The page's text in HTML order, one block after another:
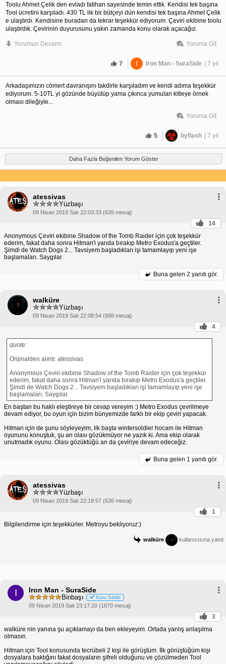
Toolu Ahmet Çelik den evladı fatihan sayesinde temin ettik. Kendisi tek başına
Tool ücretini karşıladı. 430 TL lik bir bütçeyi dün kendisi tek başına Ahmet Çelik
e ulaştırdı. Kendisine buradan da tekrar teşekkür ediyorum. Çeviri ekibine toolu
ulaştırdık. Çevirinin duyurusunu yakın zamanda konu olarak açacağız.
Destek olmak isteyen arkadaşlar, Tool için değilde çeviriyi yapacak ekibe
herhangi bir karşılık beklemiyor. Destek olmak isteyen arkadaşlar çeviri ekibine
Yorumun Devamı Yoruma Git
7 I Iron Man - SuraSide | 7 yıl
Arkadaşımızın cömert davranışını takdirle karşıladım ve kendi adıma teşekkür
ediyorum. 5-10TL yi gözünde büyütüp yama çıkınca yumulan kitleye örnek
olması dileğiyle...
Yoruma Git
5 byflash | 7 yıl
Daha Fazla Beğenilen Yorum Göster
atessivas
Yüzbaşı
09 Nisan 2019 Salı 22:03:33 (626 mesaj)
14
Anonymous Çeviri ekibine Shadow of the Tomb Raider için çok teşekkür
ederim, fakat daha sonra Hitman'i yarıda bırakıp Metro Exodus'a geçtiler.
Şimdi de Watch Dogs 2... Tavsiyem başladıkları işi tamamlayıp yeni işe
başlamaları. Saygılar.
Buna gelen 2 yanıtı gör.
walküre
Yüzbaşı
09 Nisan 2019 Salı 22:08:54 (688 mesaj)
4
quote:
Orijinalden alıntı: atessivas
Anonymous Çeviri ekibine Shadow of the Tomb Raider için çok teşekkür
ederim, fakat daha sonra Hitman'i yarıda bırakıp Metro Exodus'a geçtiler.
Şimdi de Watch Dogs 2... Tavsiyem başladıkları işi tamamlayıp yeni işe
başlamaları. Saygılar.
En baştan bu haklı eleştireye bir cevap vereyim :) Metro Exodus çevrilmeye
devam ediyor, bu oyun için bizim bünyemizde farklı bir ekip çeviri yapacak.
Hitman için de şunu söyleyeyim, ilk başta wintersoldier hocam ile Hitman
oyununu konuştuk, şu an olası gözükmüyor ne yazık ki. Ama ekip olarak
unutmadık oyunu. Olası gözüktüğü an da çeviriye devam edeceğiz.
Buna gelen 1 yanıtı gör.
atessivas
Yüzbaşı
09 Nisan 2019 Salı 22:18:57 (626 mesaj)
1
Bilgilendirme için teşekkürler. Metroyu bekliyoruz:)
walküre kullanıcısına yanıt
I Iron Man - SuraSide
Binbaşı Konu Sahibi
09 Nisan 2019 Salı 23:17:20 (1870 mesaj)
3
walküre nin yanına şu açıklamayı da ben ekleyeyim. Ortada yanlış anlaşılma
olmasın.
Hitman için Tool konusunda tecrübeli 2 kişi ile görüştüm. İlk görüştüğüm kişi
dosyalara baktığını fakat dosyaların şifreli olduğunu ve çözülmeden Tool